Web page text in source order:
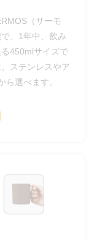
（サーモ
、1年中、飲み
450mlサイズで
ステンレスやア
ら選べます。